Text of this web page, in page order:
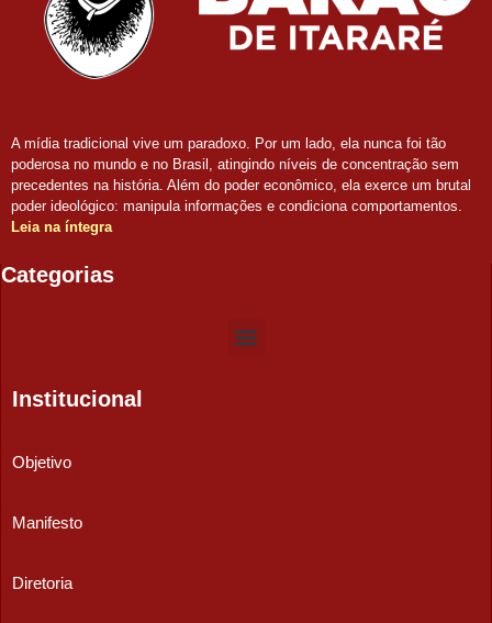
A mídia tradicional vive um paradoxo. Por um lado, ela nunca foi tão
poderosa no mundo e no Brasil, atingindo níveis de concentração sem
precedentes na história. Além do poder econômico, ela exerce um brutal
poder ideológico: manipula informações e condiciona comportamentos.
Leia na íntegra
Categorias
Institucional
Objetivo
Manifesto
Diretoria